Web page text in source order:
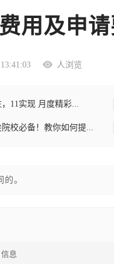
用及申
人浏览
11实现 月度精彩...
院校必备！教你如何提...
。
信息